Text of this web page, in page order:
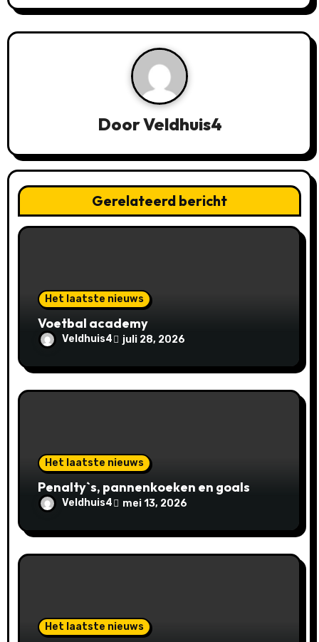
c
v
i
g
DoorVeldhuis4
Gerelateerd bericht
Het laatste nieuws
Voetbal academy
Veldhuis4 juli 28, 2026
Het laatste nieuws
Penalty`s, pannenkoeken en goals
Veldhuis4 mei 13, 2026
Het laatste nieuws